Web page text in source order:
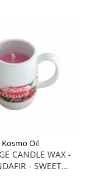
Kosmo Oil
CANDLE WAX -
- SWEET